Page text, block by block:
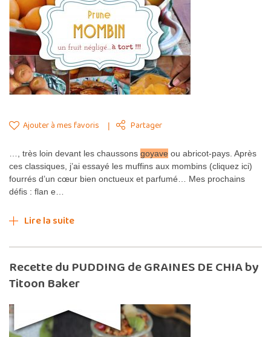
Ajouter à mes favoris Partager
…, très loin devant les chaussons goyave ou abricot-pays. Après
ces classiques, j’ai essayé les muffins aux mombins (cliquez ici)
fourrés d’un cœur bien onctueux et parfumé… Mes prochains
défis : flan e…
Lire la suite
Recette du PUDDING de GRAINES DE CHIA by
Titoon Baker